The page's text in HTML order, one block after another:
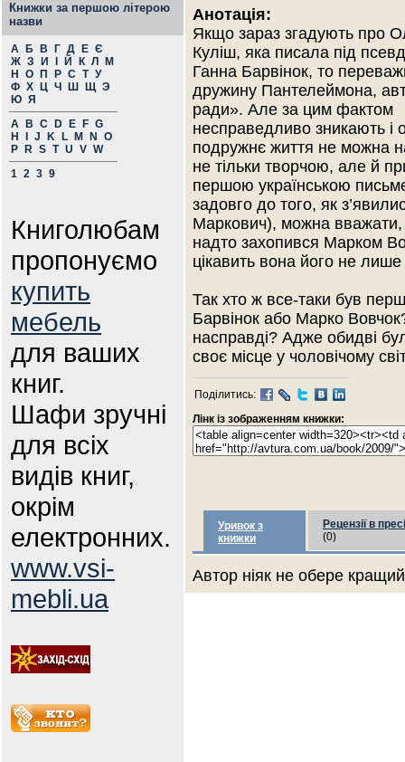
Книжки за першою літерою
назви
А Б В Г Д Е Є
Ж З И Й К Л
М
Н
О П Р С Т У
Ф Х Ц Ч Ш Щ Э
Ю Я
A
B C D E F G
H
J K L M N
O
P
R S T U V W
1 2 3 9
Книголюбам
пропонуємо
купить
мебель
для ваших
книг.
Шафи зручні
для всіх
видів книг,
окрім
електронних.
www.vsi-
mebli.ua
Анотація:
Якщо зараз згадують про
Куліш, яка писала під
Ганна Барвінок, то
дружину Пантелеймона,
ради». Але за цим фактом
несправедливо зникають і
подружнє життя не можна
не тільки творчою, але й
першою українською
задовго до того, як
Маркович), можна
надто захопився Марком
цікавить вона його не
Так хто ж все-таки був
Барвінок або Марко
насправді? Адже обидві
своє місце у чоловічому
Поділитись:
Лінк із зображенням книжки:
Уривок з
книжки
Рецензії в пресі
(0)
Автор ніяк не обере